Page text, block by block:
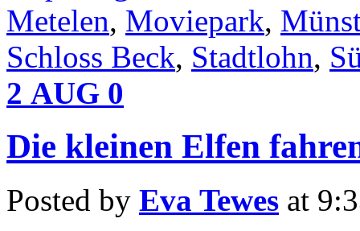
Metelen, Moviepark,
Schloss Beck, Stadtlohn,
2 AUG 0
Die kleinen Elfen
Posted by Eva Tewes at